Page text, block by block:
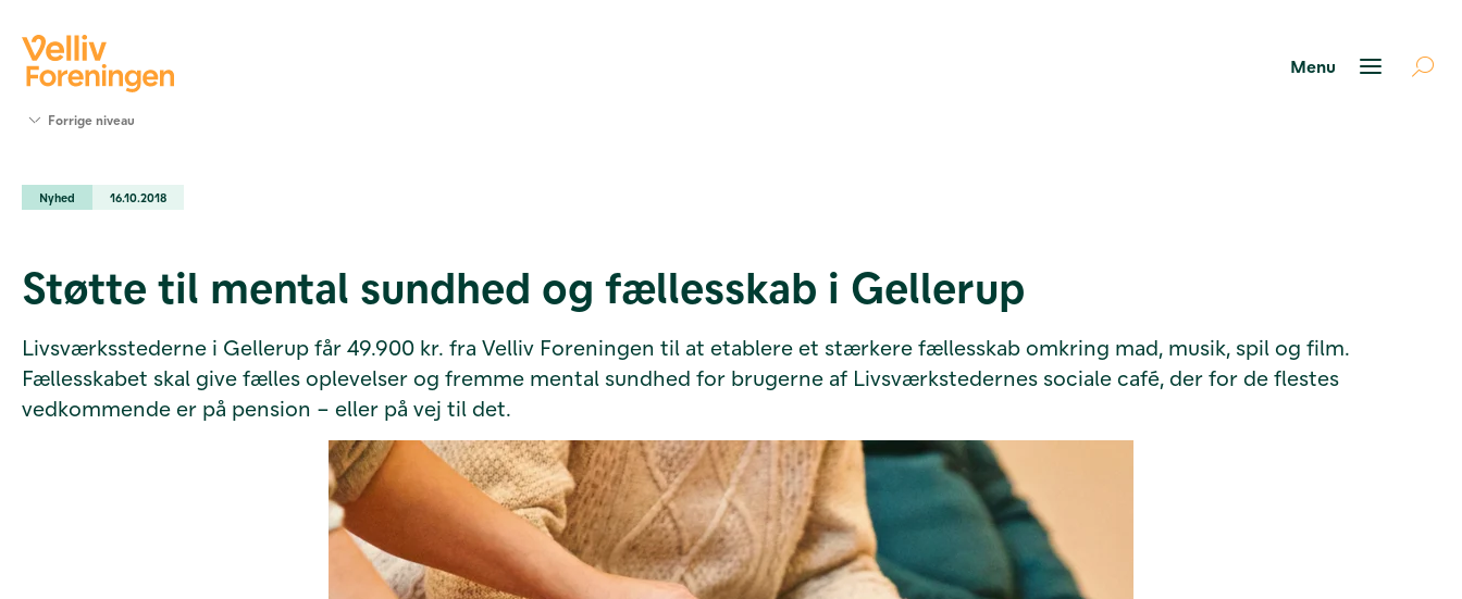
Værktøjer
Foreningen
Kontakt
Forrige niveau
Nyhed 16.10.2018
Støtte til mental sundhed og fællesskab i Gellerup
Livsværksstederne i Gellerup får 49.900 kr. fra Velliv Foreningen til at etablere et stærkere fællesskab omkring mad, musik, spil og film.
Fællesskabet skal give fælles oplevelser og fremme mental sundhed for brugerne af Livsværkstedernes sociale café, der for de flestes
vedkommende er på pension – eller på vej til det.